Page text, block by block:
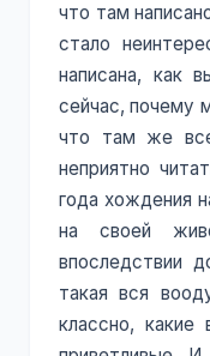
что там
стало
написана, как
сейчас, почему
что там же
неприятно
года хождения
на своей
впоследствии
такая вся
классно, какие